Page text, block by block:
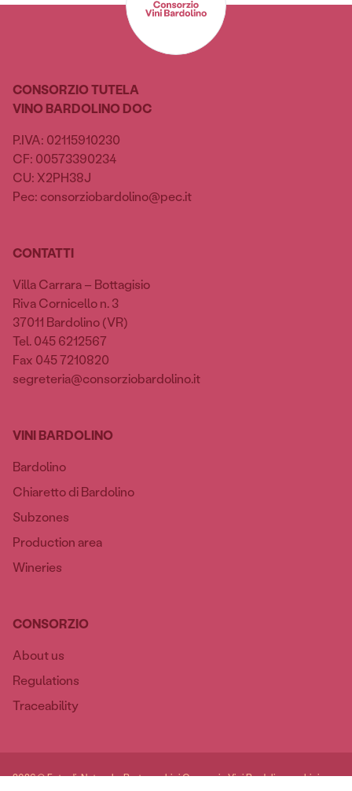
CONSORZIO TUTELA
VINO BARDOLINO DOC
P.IVA: 02115910230
CF: 00573390234
CU: X2PH38J
Pec: consorziobardolino@pec.it
CONTATTI
Villa Carrara – Bottagisio
Riva Cornicello n. 3
37011 Bardolino (VR)
Tel. 045 6212567
Fax 045 7210820
segreteria@consorziobardolino.it
VINI BARDOLINO
Bardolino
Chiaretto di Bardolino
Subzones
Production area
Wineries
CONSORZIO
About us
Regulations
Traceability
2026 © Foto di: Natascha Berto, archivi Consorzio Vini Bardolino, archivi